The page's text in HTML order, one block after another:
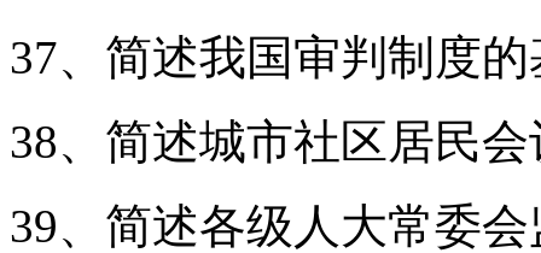
37、简述我国审判制度
38、简述城市社区居民
39、简述各级人大常委